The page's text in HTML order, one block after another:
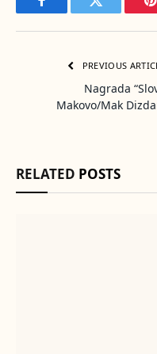
FacebookTwitter
PREVIOUS
Nagrada
Makovo/Mak
RELATED POSTS